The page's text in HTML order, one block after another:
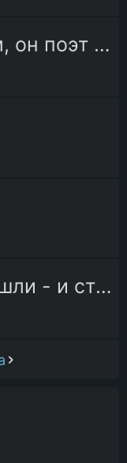
Хоть, впрочем, он поэт изрядный
И дале мы пошли - и страх обнял меня